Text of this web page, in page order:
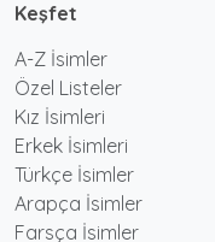
Keşfet
A-Z İsimler
Özel Listeler
Kız İsimleri
Erkek İsimleri
Türkçe İsimler
Arapça İsimler
Farsça İsimler